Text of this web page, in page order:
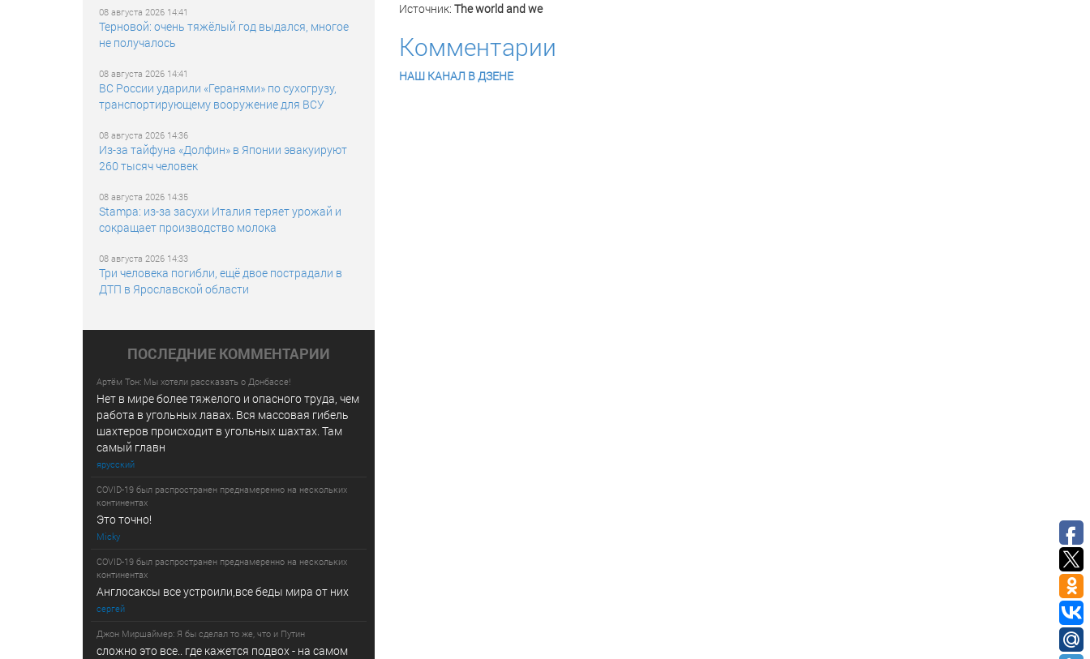
08 августа 2026 14:41
Терновой: очень тяжёлый год выдался, многое
не получалось
08 августа 2026 14:41
ВС России ударили «Геранями» по сухогрузу,
транспортирующему вооружение для ВСУ
08 августа 2026 14:36
Из-за тайфуна «Долфин» в Японии эвакуируют
260 тысяч человек
08 августа 2026 14:35
Stampa: из-за засухи Италия теряет урожай и
сокращает производство молока
08 августа 2026 14:33
Три человека погибли, ещё двое пострадали в
ДТП в Ярославской области
ПОСЛЕДНИE КОММЕНТАРИИ
Артём Тон: Мы хотели рассказать о Донбассе!
Нет в мире более тяжелого и опасного труда, чем
работа в угольных лавах. Вся массовая гибель
шахтеров происходит в угольных шахтах. Там
самый главн
ярусский
COVID-19 был распространен преднамеренно на нескольких
континентах
Это точно!
Micky
COVID-19 был распространен преднамеренно на нескольких
континентах
Англосаксы все устроили,все беды мира от них
сергей
Джон Миршаймер: Я бы сделал то же, что и Путин
сложно это все.. где кажется подвох - на самом
Источник: The world and we
Комментарии
НАШ КАНАЛ В ДЗЕНЕ